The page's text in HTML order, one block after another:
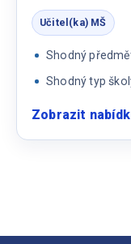
Učitel(ka) MŠ
Shodný
Shodný typ
Zobrazit